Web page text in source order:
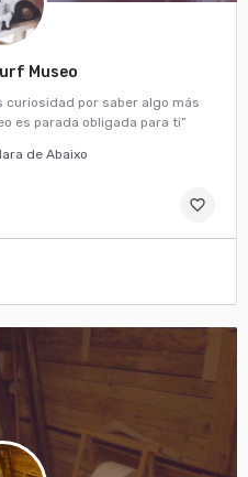
Museo
curiosidad por saber algo más
es parada obligada para ti”
de Abaixo
favorite_border